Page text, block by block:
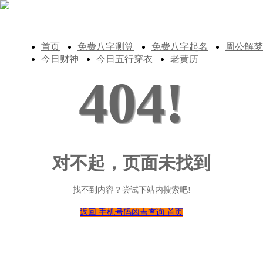
首页 免费八字测算 免费八字起名
周公解梦
今日财神
今日五行穿衣 老黄历
404!
对不起，页面未找到
找不到内容？尝试下站内搜索吧!
返回 手机号码凶吉查询 首页